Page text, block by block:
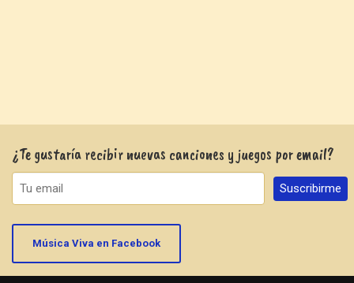
¿Te gustaría recibir nuevas canciones y juegos por email?
Música Viva en Facebook